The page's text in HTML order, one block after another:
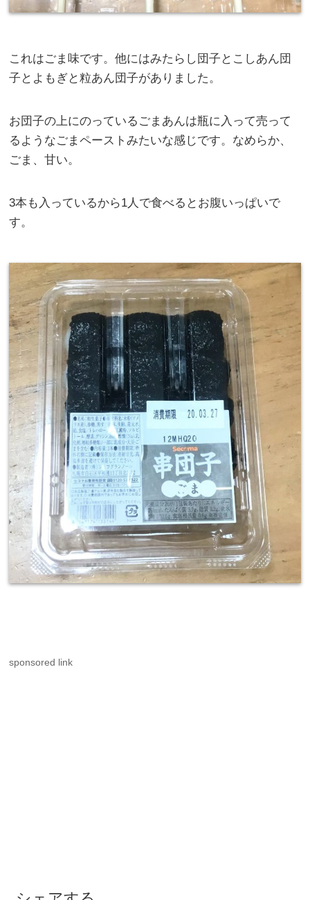
これはごま味です。他にはみたらし団子とこしあん団
子とよもぎと粒あん団子がありました。
お団子の上にのっているごまあんは瓶に入って売って
るようなごまペーストみたいな感じです。なめらか、
ごま、甘い。
3本も入っているから1人で食べるとお腹いっぱいで
す。
sponsored link